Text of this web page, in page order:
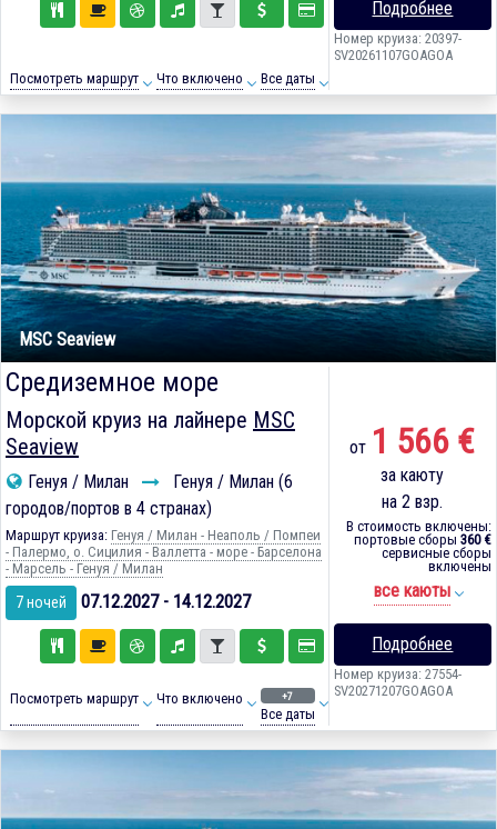
Посмотреть маршрут Что включено Все даты
Подробнее
Номер круиза: 20397-
SV20261107GOAGOA
MSC Seaview
Средиземное море
Морской круиз на лайнере MSC
Seaview
Генуя / Милан
Генуя / Милан (6
городов/портов в 4 странах)
Маршрут круиза: Генуя / Милан - Неаполь / Помпеи
- Палермо, о. Сицилия - Валлетта - море - Барселона
- Марсель - Генуя / Милан
7 ночей 07.12.2027 - 14.12.2027
Посмотреть маршрут Что включено +7
Все даты
от 1 566 €
за каюту
на 2 взр.
В стоимость включены:
портовые сборы 360 €
сервисные сборы
включены
все каюты
Подробнее
Номер круиза: 27554-
SV20271207GOAGOA